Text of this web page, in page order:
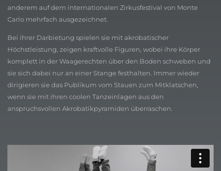
anderem auf dem internationalen Zirkusfestival von Monte
Carlo mehrfach ausgezeichnet.
Bei ihrer Darbietung spielen sie mit akrobatischer
Höchstleistung, zeigen kraftvolle Figuren, wobei ihre Körper
komplett in der Waagerechten über den Boden schweben und
sie sich dabei nur an einer Stange festhalten. Immer wieder
dirigieren sie das Publikum vom Stauen zum Mitklatschen,
wenn sie mit ihren coolen Tanzeinlagen aus den
anspruchsvollen Akrobatikpyramiden überraschen.